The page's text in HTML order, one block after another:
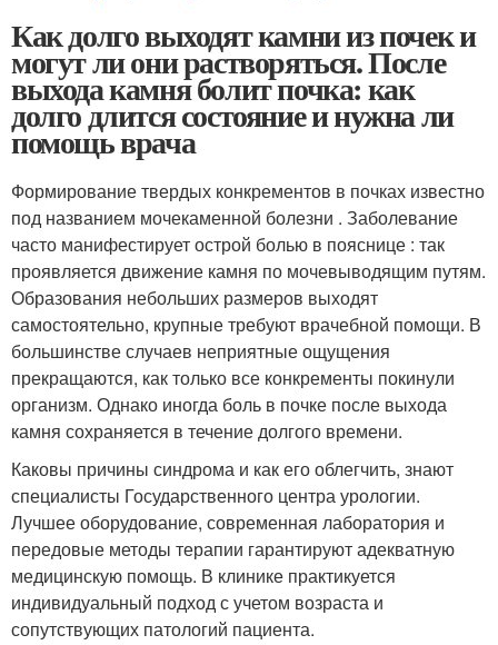
Как долго выходят камни из почек и
могут ли они растворяться. После
выхода камня болит почка: как
долго длится состояние и нужна ли
помощь врача
Формирование твердых конкрементов в почках известно
под названием мочекаменной болезни . Заболевание
часто манифестирует острой болью в пояснице : так
проявляется движение камня по мочевыводящим путям.
Образования небольших размеров выходят
самостоятельно, крупные требуют врачебной помощи. В
большинстве случаев неприятные ощущения
прекращаются, как только все конкременты покинули
организм. Однако иногда боль в почке после выхода
камня сохраняется в течение долгого времени.
Каковы причины синдрома и как его облегчить, знают
специалисты Государственного центра урологии.
Лучшее оборудование, современная лаборатория и
передовые методы терапии гарантируют адекватную
медицинскую помощь. В клинике практикуется
индивидуальный подход с учетом возраста и
сопутствующих патологий пациента.